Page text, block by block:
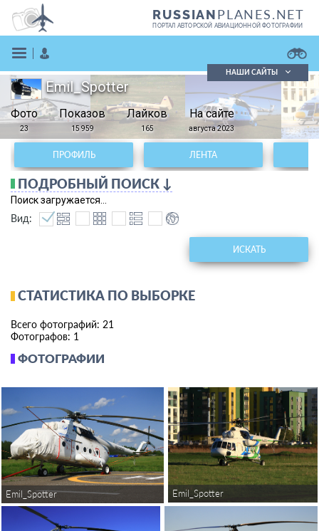
RUSSIANPLANES.NET
ПОРТАЛ АВТОРСКОЙ АВИАЦИОННОЙ ФОТОГРАФИИ
ЗАРЕГИСТРИРОВАТЬСЯ
Поиск фотографий
Поиск в реестре
Кратко
Подробно
НАШИ САЙТЫ
Emil_Spotter
Фото
23
Показов
15 959
Лайков
165
На сайте
августа 2023
ПРОФИЛЬ ЛЕНТА
ФОТОГРАФИИ
Emil_Spotter Emil_Spotter
ПОДРОБНЫЙ ПОИСК ↓
Поиск загружается...
Вид:
ИСКАТЬ
СТАТИСТИКА ПО ВЫБОРКЕ
Всего фотографий: 21
Фотографов: 1